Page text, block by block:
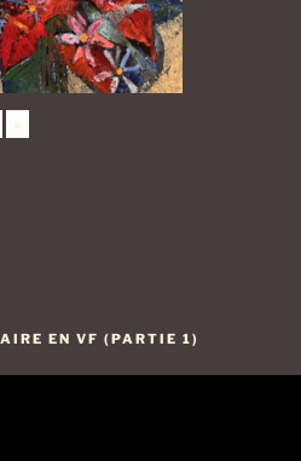
»
EN VF (PARTIE 1)